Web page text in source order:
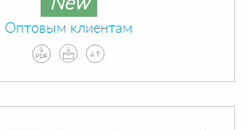
New
Оптовым клиентам